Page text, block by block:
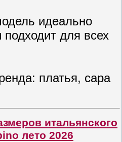
идеально
для всех
платья, сара
итальянского
лето 2026